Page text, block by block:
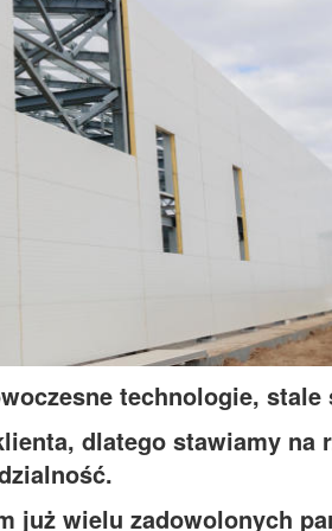
technologie,
dlatego stawiamy na
już wielu zadowolonych